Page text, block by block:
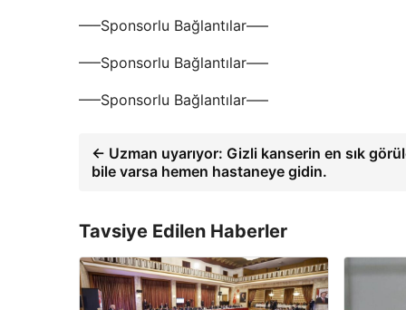
—–Sponsorlu Bağlantılar—–
—–Sponsorlu Bağlantılar—–
—–Sponsorlu Bağlantılar—–
← Uzman uyarıyor: Gizli kanserin en sık
bile varsa hemen hastaneye gidin.
Tavsiye Edilen Haberler